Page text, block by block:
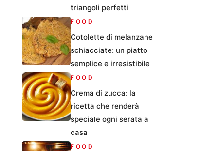
triangoli perfetti
FOOD
Cotolette di melanzane
schiacciate: un piatto
semplice e irresistibile
FOOD
Crema di zucca: la
ricetta che renderà
speciale ogni serata a
casa
FOOD